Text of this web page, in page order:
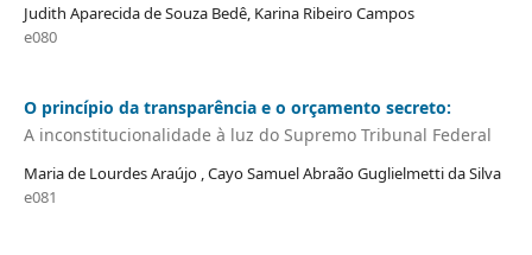
Judith Aparecida de Souza Bedê, Karina Ribeiro Campos
e080
O princípio da transparência e o orçamento secreto:
A inconstitucionalidade à luz do Supremo Tribunal Federal
Maria de Lourdes Araújo , Cayo Samuel Abraão Guglielmetti da Silva
e081